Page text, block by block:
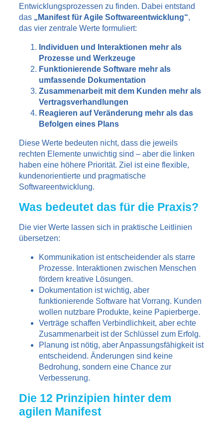
Entwicklungsprozessen zu finden. Dabei entstand
das „Manifest für Agile Softwareentwicklung“,
das vier zentrale Werte formuliert:
Individuen und Interaktionen mehr als
Prozesse und Werkzeuge
Funktionierende Software mehr als
umfassende Dokumentation
Zusammenarbeit mit dem Kunden mehr als
Vertragsverhandlungen
Reagieren auf Veränderung mehr als das
Befolgen eines Plans
Diese Werte bedeuten nicht, dass die jeweils
rechten Elemente unwichtig sind – aber die linken
haben eine höhere Priorität. Ziel ist eine flexible,
kundenorientierte und pragmatische
Softwareentwicklung.
Was bedeutet das für die Praxis?
Die vier Werte lassen sich in praktische Leitlinien
übersetzen:
Kommunikation ist entscheidender als starre
Prozesse. Interaktionen zwischen Menschen
fördern kreative Lösungen.
Dokumentation ist wichtig, aber
funktionierende Software hat Vorrang. Kunden
wollen nutzbare Produkte, keine Papierberge.
Verträge schaffen Verbindlichkeit, aber echte
Zusammenarbeit ist der Schlüssel zum Erfolg.
Planung ist nötig, aber Anpassungsfähigkeit ist
entscheidend. Änderungen sind keine
Bedrohung, sondern eine Chance zur
Verbesserung.
Die 12 Prinzipien hinter dem
agilen Manifest